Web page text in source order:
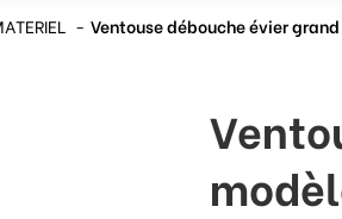
Ventouse débouche évier